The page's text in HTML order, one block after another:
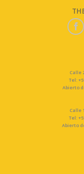
Calle
Tel:
Abierto
Calle
Tel:
Abierto